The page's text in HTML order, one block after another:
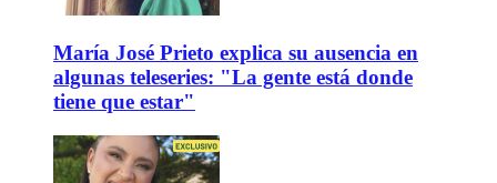
María José Prieto explica su ausencia en
algunas teleseries: "La gente está donde
tiene que estar"